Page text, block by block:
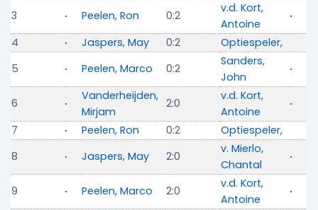
3
Peelen, Ron 0:2
v.d. Kort,
Antoine
4
Jaspers, May 0:2
Optiespeler,
5
Peelen, Marco 0:2
Sanders,
John
6
Vanderheijden,
Mirjam
2:0
v.d. Kort,
Antoine
7
Peelen, Ron 0:2
Optiespeler,
8
Jaspers, May 2:0
v. Mierlo,
Chantal
9
Peelen, Marco 2:0
v.d. Kort,
Antoine